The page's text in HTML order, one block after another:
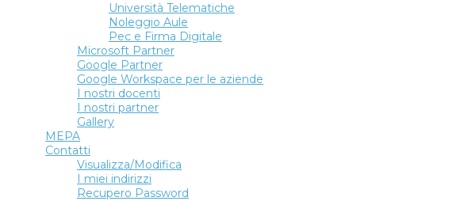
Università Telematiche
Noleggio Aule
Pec e Firma Digitale
Microsoft Partner
Google Partner
Google Workspace per le aziende
I nostri docenti
I nostri partner
Gallery
MEPA
Contatti
Visualizza/Modifica
I miei indirizzi
Recupero Password